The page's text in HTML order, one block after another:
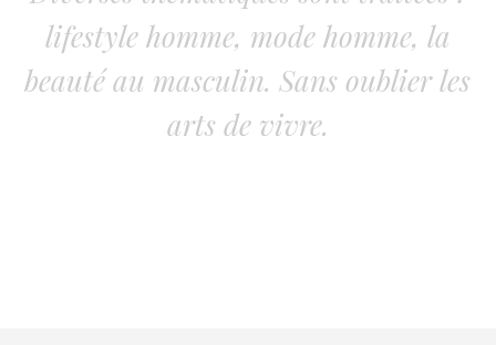
lifestyle homme, mode homme, la
beauté au masculin. Sans oublier les
arts de vivre.